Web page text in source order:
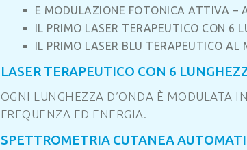
E MODULAZIONE FOTONICA ATTIVA –
IL PRIMO LASER TERAPEUTICO CON 6
IL PRIMO LASER BLU TERAPEUTICO AL
LASER TERAPEUTICO CON 6
OGNI LUNGHEZZA D’ONDA È MODULATA
FREQUENZA ED ENERGIA.
SPETTROMETRIA CUTANEA